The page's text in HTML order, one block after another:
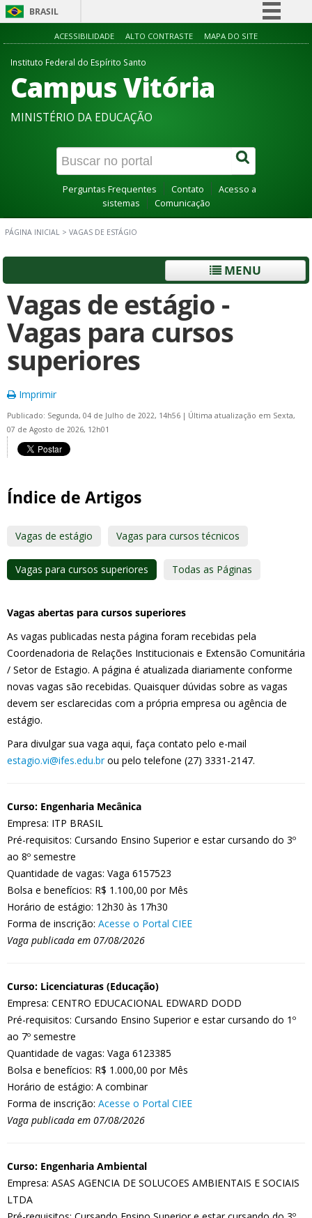
BRASIL
Simplifique!
Acesso à informação
Canais
ACESSIBILIDADE ALTO CONTRASTE MAPA DO SITE
Instituto Federal do Espírito Santo
Campus Vitória
MINISTÉRIO DA EDUCAÇÃO
Perguntas Frequentes Contato
Acesso a
sistemas
Comunicação
PÁGINA INICIAL > VAGAS DE ESTÁGIO
MENU
Vagas de estágio -
Vagas para cursos
superiores
Imprimir
Publicado: Segunda, 04 de Julho de 2022, 14h56 | Última atualização em Sexta,
07 de Agosto de 2026, 12h01
Índice de Artigos
Vagas de estágio Vagas para cursos técnicos
Vagas para cursos superiores Todas as Páginas
Vagas abertas para cursos superiores
As vagas publicadas nesta página foram recebidas pela
Coordenadoria de Relações Institucionais e Extensão Comunitária
/ Setor de Estagio. A página é atualizada diariamente conforme
novas vagas são recebidas. Quaisquer dúvidas sobre as vagas
devem ser esclarecidas com a própria empresa ou agência de
estágio.
Para divulgar sua vaga aqui, faça contato pelo e-mail
estagio.vi@ifes.edu.brou pelo telefone (27) 3331-2147.
Curso: Engenharia Mecânica
Empresa: ITP BRASIL
Pré-requisitos: Cursando Ensino Superior e estar cursando do 3º
ao 8º semestre
Quantidade de vagas: Vaga 6157523
Bolsa e benefícios: R$ 1.100,00 por Mês
Horário de estágio: 12h30 às 17h30
Forma de inscrição: Acesse o Portal CIEE
Vaga publicada em 07/08/2026
Curso: Licenciaturas (Educação)
Empresa: CENTRO EDUCACIONAL EDWARD DODD
Pré-requisitos: Cursando Ensino Superior e estar cursando do 1º
ao 7º semestre
Quantidade de vagas: Vaga 6123385
Bolsa e benefícios: R$ 1.000,00 por Mês
Horário de estágio: A combinar
Forma de inscrição: Acesse o Portal CIEE
Vaga publicada em 07/08/2026
Curso: Engenharia Ambiental
Empresa: ASAS AGENCIA DE SOLUCOES AMBIENTAIS E SOCIAIS
LTDA